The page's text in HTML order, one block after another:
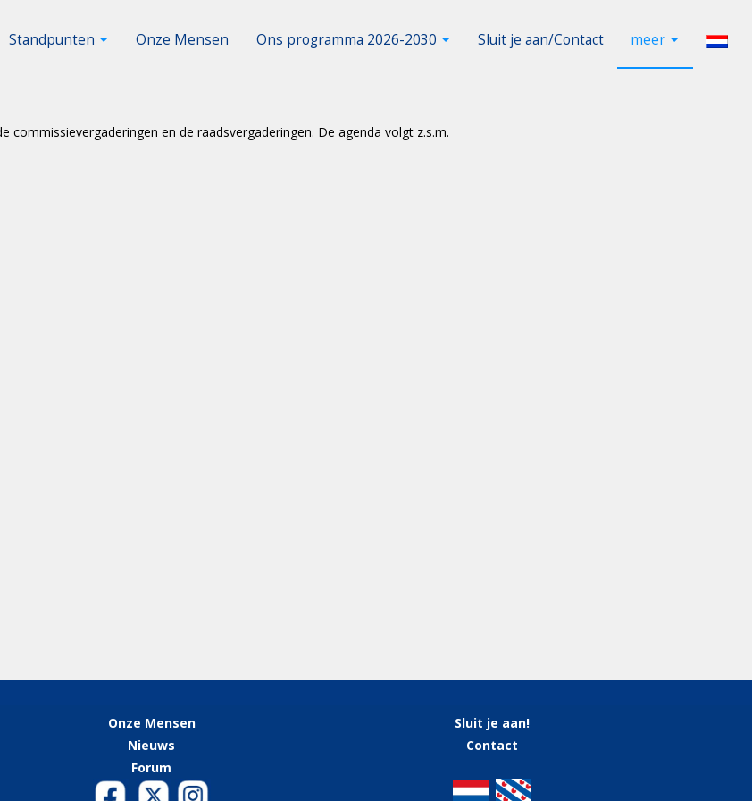
Standpunten Onze Mensen Ons programma 2026-2030 Sluit je aan/Contact meer
commissievergaderingen en de raadsvergaderingen. De agenda volgt z.s.m.
Onze Mensen
Nieuws
Forum
Sluit je aan!
Contact